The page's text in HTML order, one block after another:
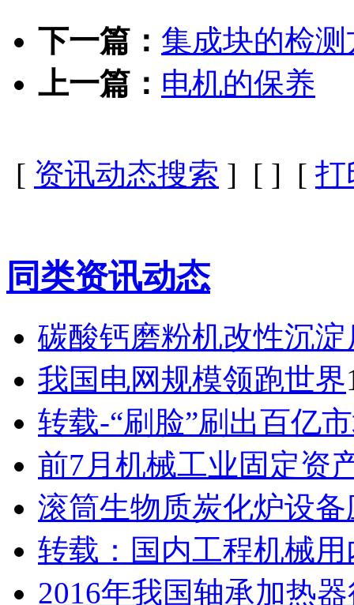
下一篇： 集成块的检
上一篇： 电机的保养
[ 资讯动态搜索 ] [ ] [ 打
同类资讯动态
碳酸钙磨粉机改性沉
我国电网规模领跑世界
转载-“刷脸”刷出百亿
前7月机械工业固定资
滚筒生物质炭化炉设
转载：国内工程机械
2016年我国轴承加热